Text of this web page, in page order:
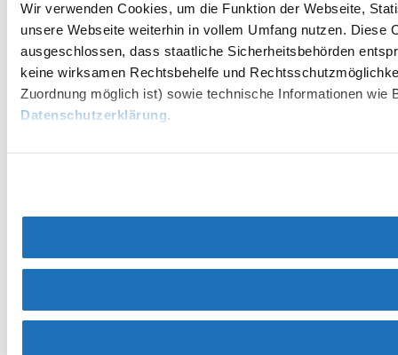
Wir verwenden Cookies, um die Funktion der Webseite,
unsere Webseite weiterhin in vollem Umfang nutzen.
ausgeschlossen, dass staatliche Sicherheitsbehörden
keine wirksamen Rechtsbehelfe und
Zuordnung möglich ist) sowie technische Informationen
Datenschutzerklärung.